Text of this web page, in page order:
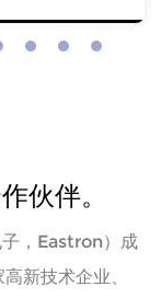
伙伴。
，Eastron）成
新技术企业、